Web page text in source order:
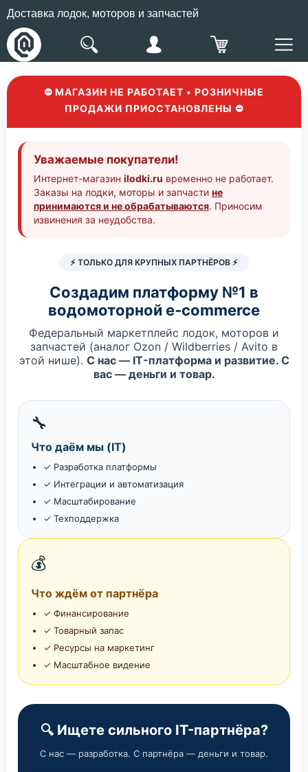
Доставка лодок, моторов и запчастей
⛔ МАГАЗИН НЕ РАБОТАЕТ • РОЗНИЧНЫЕ
ПРОДАЖИ ПРИОСТАНОВЛЕНЫ ⛔
Уважаемые покупатели!
Интернет-магазин ilodki.ru временно не работает.
Заказы на лодки, моторы и запчасти не
принимаются и не обрабатываются. Приносим
извинения за неудобства.
⚡ ТОЛЬКО ДЛЯ КРУПНЫХ ПАРТНЁРОВ ⚡
Создадим платформу №1 в
водомоторной e‑commerce
Федеральный маркетплейс лодок, моторов и
запчастей (аналог Ozon / Wildberries / Avito в
этой нише). С нас — IT-платформа и развитие. С
вас — деньги и товар.
🔧
Что даём мы (IT)
✓ Разработка платформы
✓ Интеграции и автоматизация
✓ Масштабирование
✓ Техподдержка
💰
Что ждём от партнёра
✓ Финансирование
✓ Товарный запас
✓ Ресурсы на маркетинг
✓ Масштабное видение
🔍 Ищете сильного IT-партнёра?
С нас — разработка. С партнёра — деньги и товар.